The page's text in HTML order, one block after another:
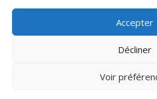
Accepter
Décliner
Voir